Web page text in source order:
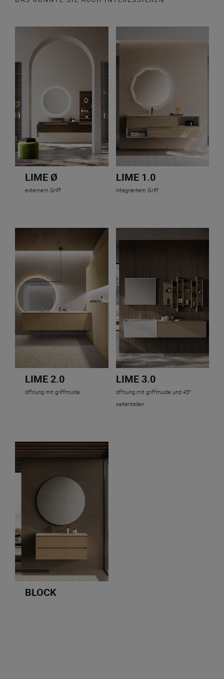
LIME Ø
externem Griff
LIME 1.0
integriertem Griff
LIME 2.0
öffnung mit griffmulde
LIME 3.0
öffnung mit griffmulde und 45°
seitenteilen
BLOCK